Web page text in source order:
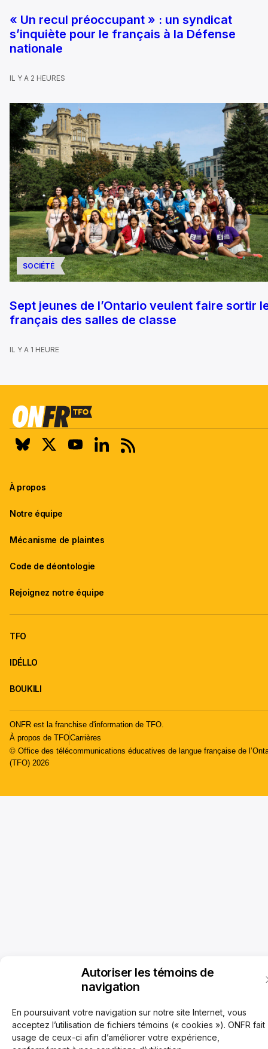
Autoriser les témoins de
navigation
En poursuivant votre navigation sur notre site Internet, vous
acceptez l’utilisation de fichiers témoins (« cookies »). ONFR fait
usage de ceux-ci afin d’améliorer votre expérience,
« Un recul préoccupant » : un syndicat
s’inquiète pour le français à la Défense
nationale
IL Y A 2 HEURES
SOCIÉTÉ
Sept jeunes de l’Ontario veulent faire sortir
français des salles de classe
IL Y A 1 HEURE
À propos
Notre équipe
Mécanisme de plaintes
Code de déontologie
Rejoignez notre équipe
TFO
IDÉLLO
BOUKILI
ONFR est la franchise d'information de TFO.
À propos de TFOCarrières
© Office des télécommunications éducatives de langue française de
(TFO) 2026